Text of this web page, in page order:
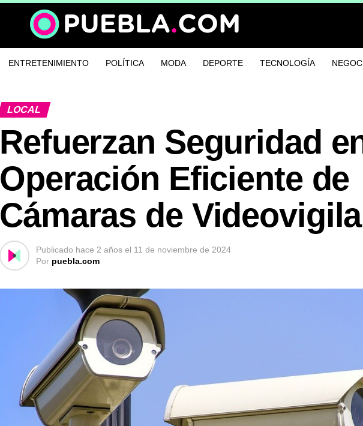
ENTRETENIMIENTO POLÍTICA MODA DEPORTE TECNOLOGÍA
LOCAL
Refuerzan Seguridad
Operación Eficiente de
Cámaras de
Publicado hace 2 años el 11 de noviembre de 2024
Por puebla.com